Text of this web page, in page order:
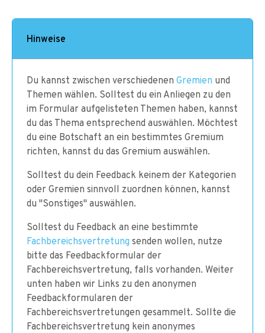
Hinweise
Du kannst zwischen verschiedenen Gremien und
Themen wählen. Solltest du ein Anliegen zu den
im Formular aufgelisteten Themen haben, kannst
du das Thema entsprechend auswählen. Möchtest
du eine Botschaft an ein bestimmtes Gremium
richten, kannst du das Gremium auswählen.
Solltest du dein Feedback keinem der Kategorien
oder Gremien sinnvoll zuordnen können, kannst
du "Sonstiges" auswählen.
Solltest du Feedback an eine bestimmte
Fachbereichsvertretung senden wollen, nutze
bitte das Feedbackformular der
Fachbereichsvertretung, falls vorhanden. Weiter
unten haben wir Links zu den anonymen
Feedbackformularen der
Fachbereichsvertretungen gesammelt. Sollte die
Fachbereichsvertretung kein anonymes